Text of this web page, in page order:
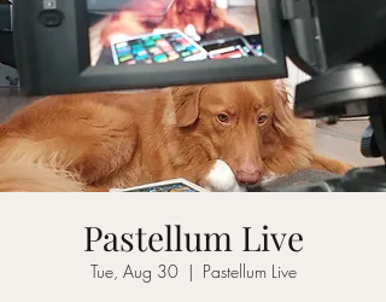
Pastellum Live
Tue, Aug 30
  |
Pastellum Live